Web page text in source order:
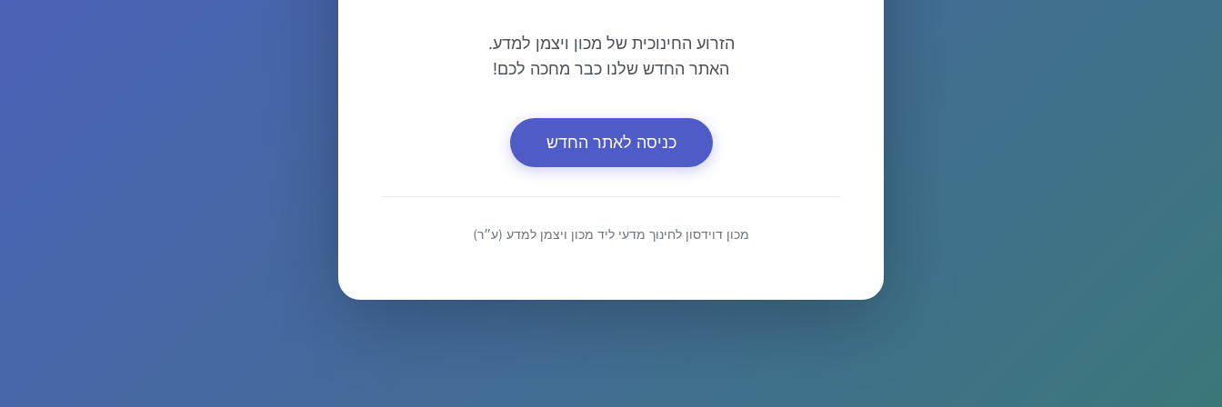
הזרוע החינוכית של מכון ויצמן למדע.
האתר החדש שלנו כבר מחכה לכם!
כניסה לאתר החדש
מכון דוידסון לחינוך מדעי ליד מכון ויצמן למדע (ע״ר)